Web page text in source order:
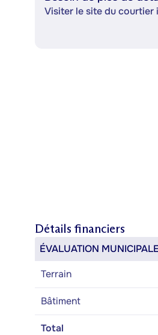
Visiter le site du
Détails financiers
ÉVALUATION
Terrain
Bâtiment
Total